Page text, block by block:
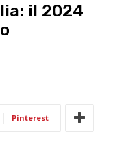
il 2024
Pinterest